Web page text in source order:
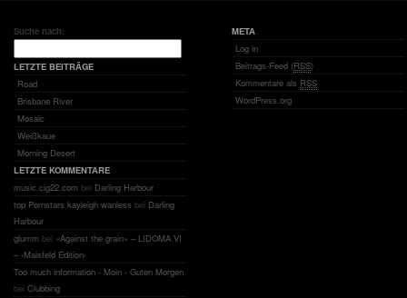
Suche nach:
LETZTE BEITRÄGE
Road
Brisbane River
Mosaic
Weißkaue
Morning Desert
LETZTE KOMMENTARE
music.cig22.com bei Darling Harbour
top Pornstars kayleigh wanless bei Darling
Harbour
glumm bei «Against the grain» – LIDOMA VI
– ‹Maisfeld Edition›
Too much information - Moin - Guten Morgen
bei Clubbing
META
Log in
Beitrags-Feed (RSS)
Kommentare als RSS
WordPress.org